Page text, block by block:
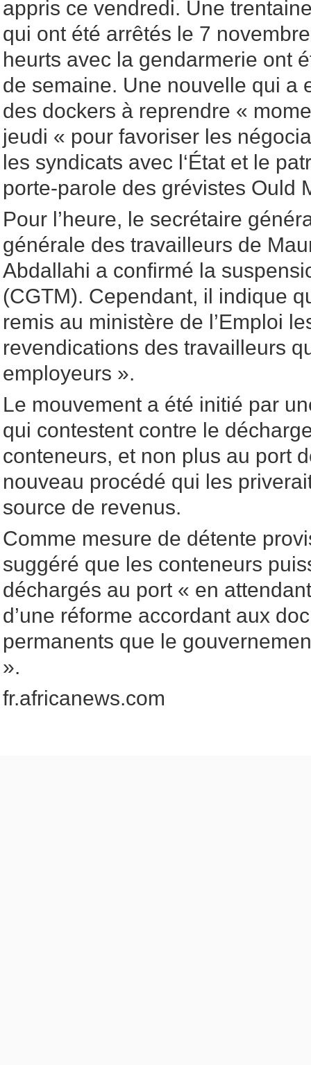
appris ce vendredi. Une
qui ont été arrêtés le 7
heurts avec la gendarmerie ont
de semaine. Une nouvelle qui a
des dockers à reprendre «
jeudi « pour favoriser les
les syndicats avec l‘État et le
porte-parole des grévistes Ould
Pour l’heure, le secrétaire
générale des travailleurs de
Abdallahi a confirmé la
(CGTM). Cependant, il indique
remis au ministère de l’Emploi
revendications des travailleurs
employeurs ».
Le mouvement a été initié par
qui contestent contre le
conteneurs, et non plus au port
nouveau procédé qui les
source de revenus.
Comme mesure de détente
suggéré que les conteneurs
déchargés au port « en
d’une réforme accordant aux
permanents que le
».
fr.africanews.com